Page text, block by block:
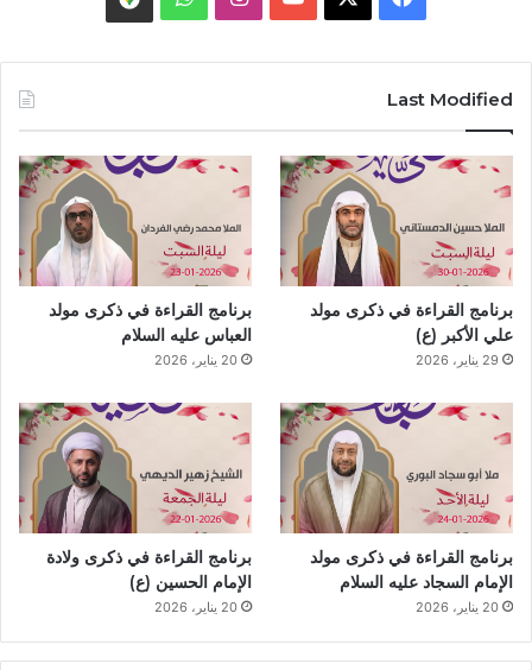
Last Modified
برنامج القراءة في ذكرى مولد
علي الأكبر (ع)
29 يناير، 2026
برنامج القراءة في ذكرى مولد
العباس عليه السلام
20 يناير، 2026
برنامج القراءة في ذكرى مولد
الإمام السجاد عليه السلام
20 يناير، 2026
برنامج القراءة في ذكرى ولادة
الإمام الحسين (ع)
20 يناير، 2026